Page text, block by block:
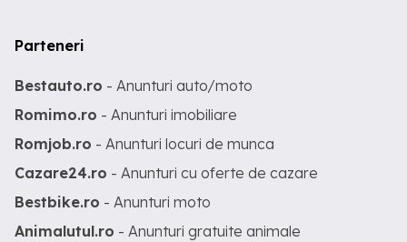
Parteneri
Bestauto.ro - Anunturi auto/moto
Romimo.ro - Anunturi imobiliare
Romjob.ro - Anunturi locuri de munca
Cazare24.ro - Anunturi cu oferte de cazare
Bestbike.ro - Anunturi moto
Animalutul.ro - Anunturi gratuite animale